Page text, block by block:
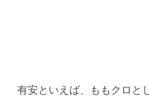
有安といえば、ももクロと